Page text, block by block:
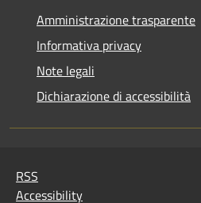
Amministrazione trasparente
Informativa privacy
Note legali
Dichiarazione di accessibilità
RSS
Accessibility